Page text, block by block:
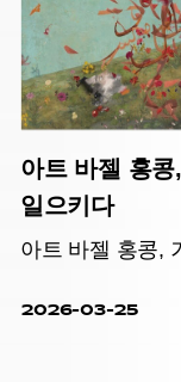
아트 바젤 홍
일으키다
아트 바젤 홍콩,
2026-03-25